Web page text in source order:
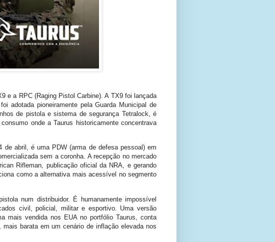
e a RPC (Raging Pistol Carbine). A TX9 foi lançada
adotada pioneiramente pela Guarda Municipal de
de pistola e sistema de segurança Tetralock, é
onde a Taurus historicamente concentrava
de abril, é uma PDW (arma de defesa pessoal) em
sem a coronha. A recepção no mercado
Rifleman, publicação oficial da NRA, e gerando
como a alternativa mais acessível no segmento
num distribuidor. É humanamente impossível
civil, policial, militar e esportivo. Uma versão
mais vendida nos EUA no portfólio Taurus, conta
barata em um cenário de inflação elevada nos